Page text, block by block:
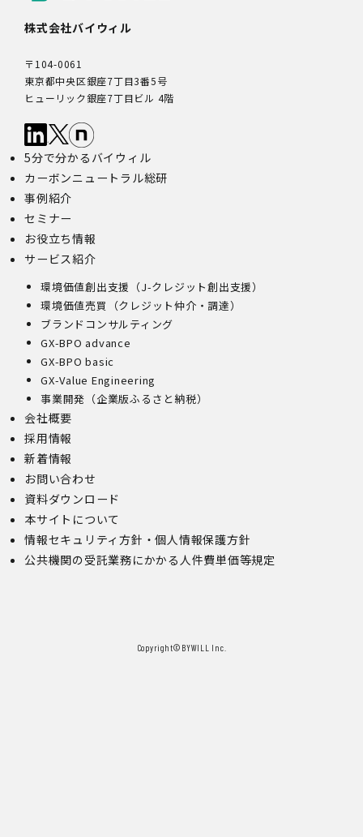
株式会社バイウィル
〒104-0061
東京都中央区銀座7丁目3番5号
ヒューリック銀座7丁目ビル 4階
5分で分かるバイウィル
カーボンニュートラル総研
事例紹介
セミナー
お役立ち情報
サービス紹介
環境価値創出支援（J-クレジット創出支援）
環境価値売買（クレジット仲介・調達）
ブランドコンサルティング
GX-BPO advance
GX-BPO basic
GX-Value Engineering
事業開発（企業版ふるさと納税）
会社概要
採用情報
新着情報
お問い合わせ
資料ダウンロード
本サイトについて
情報セキュリティ方針・個人情報保護方針
公共機関の受託業務にかかる人件費単価等規定
Copyright©︎BYWILL Inc.